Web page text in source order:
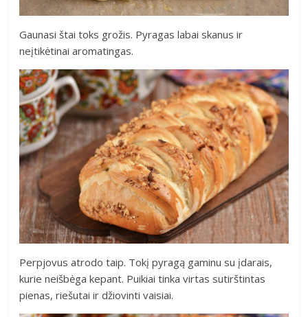
Gaunasi štai toks grožis. Pyragas labai skanus ir
neįtikėtinai aromatingas.
Perpjovus atrodo taip. Tokį pyragą gaminu su įdarais,
kurie neišbėga kepant. Puikiai tinka virtas sutirštintas
pienas, riešutai ir džiovinti vaisiai.